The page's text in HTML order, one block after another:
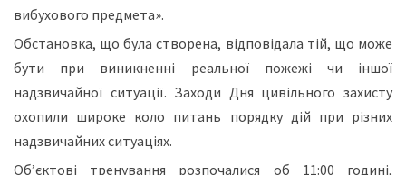
вибухового предмета».
Обстановка, що була створена, відповідала тій, що може
бути при виникненні реальної пожежі чи іншої
надзвичайної ситуації. Заходи Дня цивільного захисту
охопили широке коло питань порядку дій при різних
надзвичайних ситуаціях.
Об’єктові тренування розпочалися об 11:00 годині,